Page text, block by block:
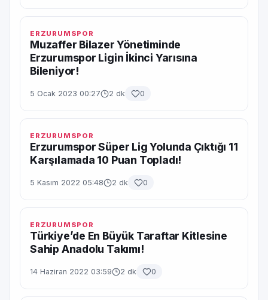
ERZURUMSPOR
Muzaffer Bilazer Yönetiminde
Erzurumspor Ligin İkinci Yarısına
Bileniyor!
5 Ocak 2023 00:27 2 dk 0
ERZURUMSPOR
Erzurumspor Süper Lig Yolunda Çıktığı 11
Karşılamada 10 Puan Topladı!
5 Kasım 2022 05:48 2 dk 0
ERZURUMSPOR
Türkiye’de En Büyük Taraftar Kitlesine
Sahip Anadolu Takımı!
14 Haziran 2022 03:59 2 dk 0